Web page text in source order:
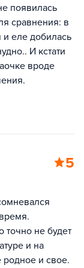
появилась
сравнения: в
и еле добилась
И кстати
вроде
5
точно не будет
и на
родное и свое.